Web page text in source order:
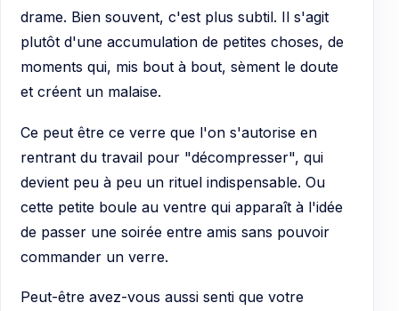
drame. Bien souvent, c'est plus subtil. Il s'agit
plutôt d'une accumulation de petites choses, de
moments qui, mis bout à bout, sèment le doute
et créent un malaise.
Ce peut être ce verre que l'on s'autorise en
rentrant du travail pour "décompresser", qui
devient peu à peu un rituel indispensable. Ou
cette petite boule au ventre qui apparaît à l'idée
de passer une soirée entre amis sans pouvoir
commander un verre.
Peut-être avez-vous aussi senti que votre